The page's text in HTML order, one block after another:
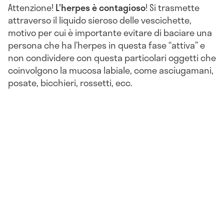
Attenzione! L’herpes è contagioso! Si trasmette
attraverso il liquido sieroso delle vescichette,
motivo per cui è importante evitare di baciare una
persona che ha l’herpes in questa fase “attiva” e
non condividere con questa particolari oggetti che
coinvolgono la mucosa labiale, come asciugamani,
posate, bicchieri, rossetti, ecc.